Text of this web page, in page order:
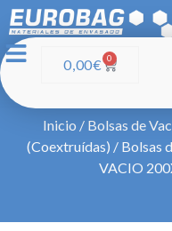
0,00€ 0
Inicio / Bolsas de
(Coextruídas) / Bolsas
VACIO